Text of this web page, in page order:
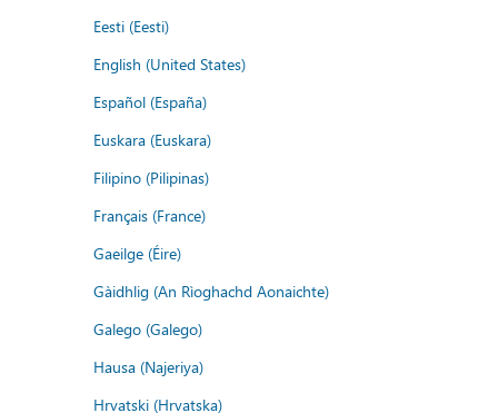
Eesti (Eesti)
English (United States)
Español (España)
Euskara (Euskara)
Filipino (Pilipinas)
Français (France)
Gaeilge (Éire)
Gàidhlig (An Rìoghachd Aonaichte)
Galego (Galego)
Hausa (Najeriya)
Hrvatski (Hrvatska)